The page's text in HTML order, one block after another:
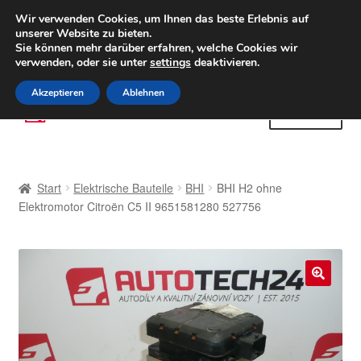
LIEFERUNG ab 6 EUR
Weltweiter Versand
(800) 500 564Mo-Fr 9-16 Uhr
Zur
Navigation
Zum
Inhalt
AGB
Beschwerdeordnung
Datenschutz-Bestimmungen
Start Elektrische Bauteile BHI
BHI H2 ohne
Elektromotor Citroën C5 II 9651581280 527756
Wir verwenden Cookies, um Ihnen das beste Erlebnis auf
unserer Website zu bieten.
Sie können mehr darüber erfahren, welche Cookies wir
verwenden, oder sie untersettings deaktivieren.
Akzeptieren Ablehnen